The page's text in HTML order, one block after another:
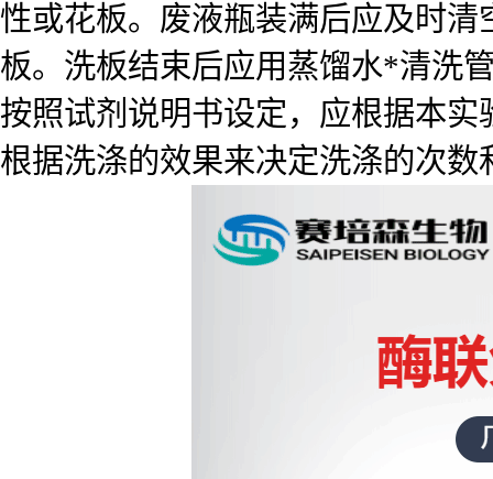
性或花板。废液瓶装满后应及时
板。洗板结束后应用蒸馏水*清洗
按照试剂说明书设定，应根据本
根据洗涤的效果来决定洗涤的次